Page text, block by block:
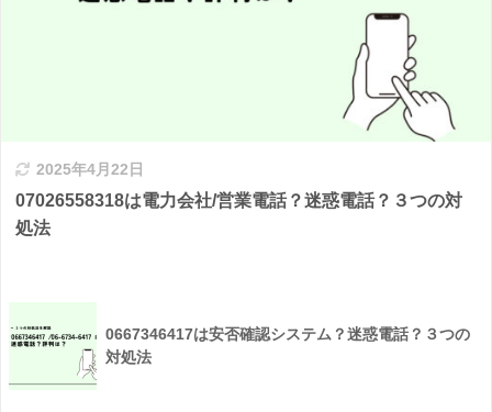
2025年4月22日
07026558318は電力会社/営業電話？迷惑電話？３つの対
処法
0667346417は安否確認システム？迷惑電話？３つの
対処法